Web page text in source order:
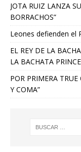
JOTA RUIZ LANZA
BORRACHOS”
Leones defienden el
EL REY DE LA
LA BACHATA
POR PRIMERA
Y COMA”